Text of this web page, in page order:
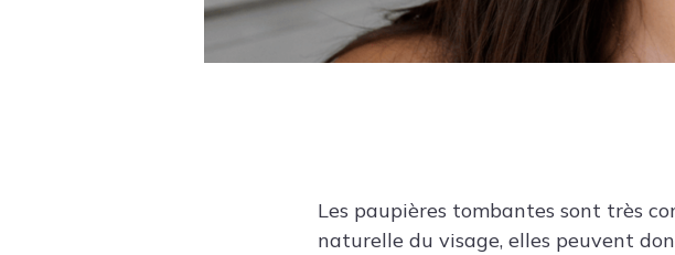
Les paupières tombantes sont très
naturelle du visage, elles peuvent